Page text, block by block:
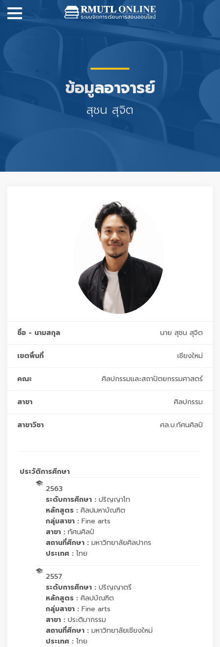
ข้อมูลอาจารย์
สุชน สุจิต
ชื่อ - นามสกุล นาย สุชน สุจิต
เขตพื่นที่ เชียงใหม่
คณะ ศิลปกรรมและสถาปัตยกรรมศาสตร์
สาขา ศิลปกรรม
สาขาวิชา ศล.บ.ทัศนศิลป์
ประวัติการศึกษา
2563
ระดับการศึกษา : ปริญญาโท
หลักสูตร : ศิลปมหาบัณฑิต
กลุ่มสาขา : Fine arts
สาขา : ทัศนศิลป์
สถานที่ศึกษา : มหาวิทยาลัยศิลปากร
ประเทศ : ไทย
2557
ระดับการศึกษา : ปริญญาตรี
หลักสูตร : ศิลปบัณฑิต
กลุ่มสาขา : Fine arts
สาขา : ประติมากรรม
สถานที่ศึกษา : มหาวิทยาลัยเชียงใหม่
ประเทศ : ไทย